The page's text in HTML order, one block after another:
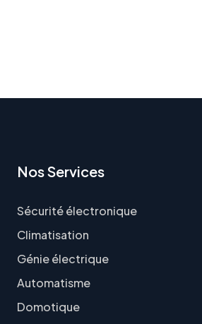
Nos Services
Sécurité électronique
Climatisation
Génie électrique
Automatisme
Domotique